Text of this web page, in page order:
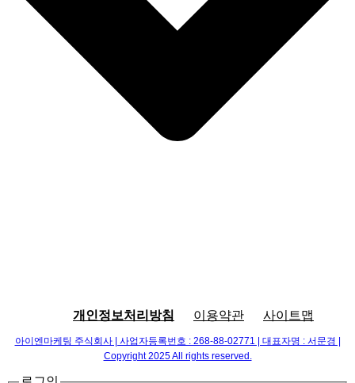
개인정보처리방침 이용약관 사이트맵
아이엔마케팅 주식회사 | 사업자등록번호 : 268-88-02771 | 대표자명 : 서문경 |
Copyright 2025 All rights reserved.